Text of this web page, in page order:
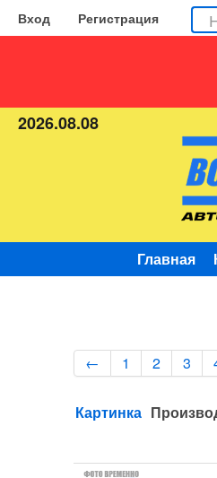
Вход Регистрация
2026.08.08
Главная
← 1 2 3
Картинка